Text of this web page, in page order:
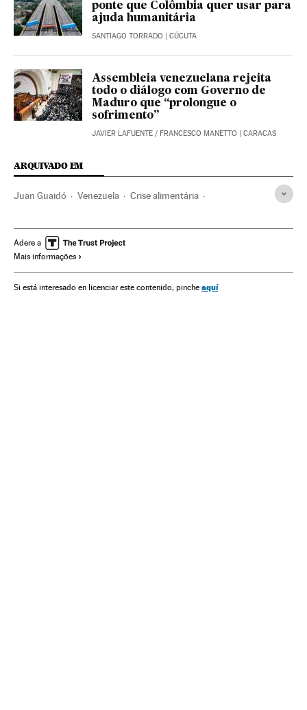
ponte que Colômbia quer usar para
ajuda humanitária
SANTIAGO TORRADO | CÚCUTA
Assembleia venezuelana rejeita
todo o diálogo com Governo de
Maduro que “prolongue o
sofrimento”
JAVIER LAFUENTE / FRANCESCO MANETTO | CARACAS
ARQUIVADO EM
Juan Guaidó Venezuela Crise alimentária
Conjuntura econômica América do Norte
América do Sul
Nicolás Maduro
Adere a
Mais informações
Si está interesado en licenciar este contenido, pinche aquí